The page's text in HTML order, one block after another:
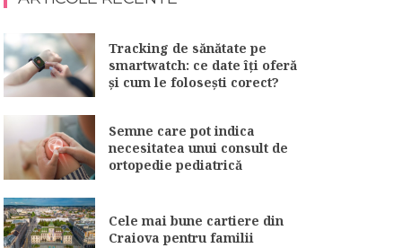
Tracking de sănătate pe
smartwatch: ce date îți oferă
și cum le folosești corect?
Semne care pot indica
necesitatea unui consult de
ortopedie pediatrică
Cele mai bune cartiere din
Craiova pentru familii